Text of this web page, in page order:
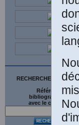
RECHERCHE SUR LE
Références
bibliographiques
avec le catalogue